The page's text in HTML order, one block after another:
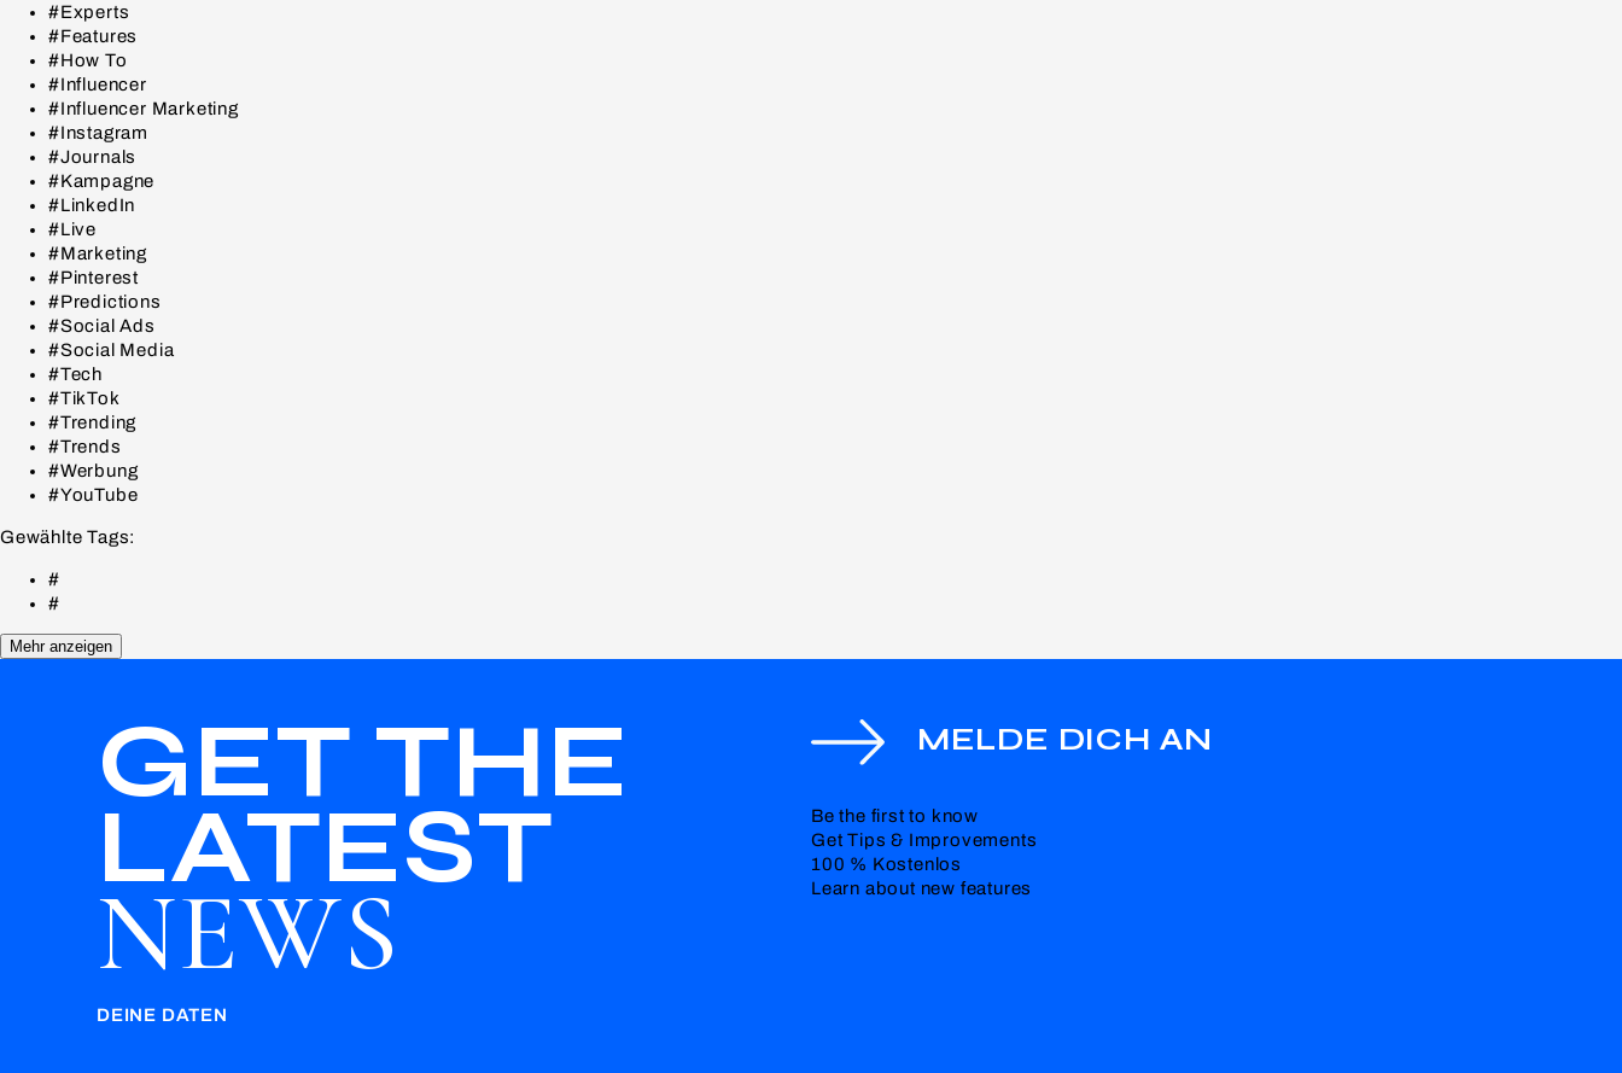
#Experts
#Features
#How To
#Influencer
#Influencer Marketing
#Instagram
#Journals
#Kampagne
#LinkedIn
#Live
#Marketing
#Pinterest
#Predictions
#Social Ads
#Social Media
#Tech
#TikTok
#Trending
#Trends
#Werbung
#YouTube
Gewählte Tags:
#
#
Mehr anzeigen
GET THE
LATEST
NEWS
Be the first to know
Get Tips & Improvements
100 % Kostenlos
Learn about new features
MELDE DICH AN
DEINE DATEN